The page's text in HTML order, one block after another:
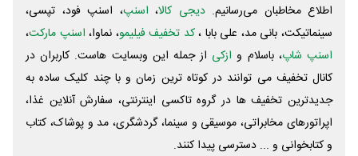
اطلاع مخاطبان می‌رسانیم. دیجی کالا، اسنپ، اسنپ فود، تپسی،
سینماتیکت، بانی مد، علی‌ بابا ،کد تخفیف فیلیمو، نماوا، اسنپ مارکت،
اسنپ شاپ، باسلام و ازکی از جمله این وبسایت ‌هاست. کاربران در
کانال تخفیف می توانند در کوتاه ترین زمان و با چند کلیک ساده به
جدیدترین تخفیف ها در گروه تاکسی اینترنتی، سفارش آنلاین غذا،
اپراتورهای مخابراتی، موسیقی و سینما، گردشگری، مد و پوشاک، کتاب
و کتابخوانی و ... دسترسی پیدا کنند.